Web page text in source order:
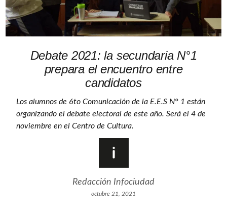
Debate 2021: la secundaria N°1
prepara el encuentro entre
candidatos
Los alumnos de 6to Comunicación de la E.E.S N° 1 están
organizando el debate electoral de este año. Será el 4 de
noviembre en el Centro de Cultura.
Redacción Infociudad
octubre 21, 2021